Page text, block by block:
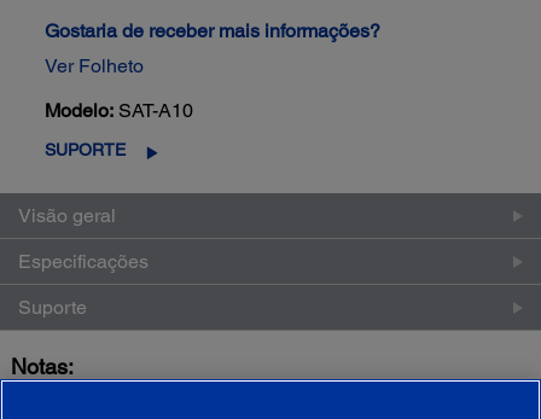
Gostaria de receber mais informações?
Ver Folheto
Modelo: SAT-A10
SUPORTE
Visão geral
Especificações
Suporte
Notas: